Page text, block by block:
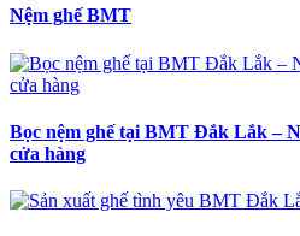
Nệm ghế BMT
Bọc nệm ghế tại BMT Đắk Lắk –
cửa hàng